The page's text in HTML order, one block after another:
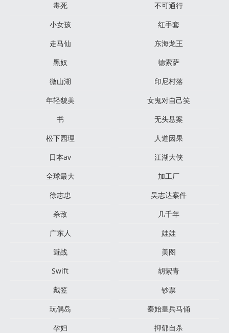
毒死
不可通行
小女孩
红手套
走马仙
东海龙王
黑奴
德索萨
微山湖
印尼村落
年轻貌美
女鬼对自己笑
书
无头悬案
松下园理
人道因果
日本av
江湖大侠
全球最大
加工厂
徐志忠
吴志达案件
杀敌
几千年
广东人
娃娃
避战
美图
Swift
胡絜青
戴笠
钞票
玩偶岛
秦始皇兵马俑
孕妇
抑郁自杀